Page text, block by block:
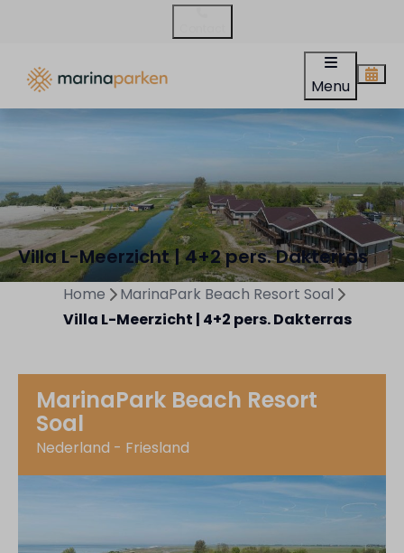
Menu
Villa L-Meerzicht | 4+2 pers. Dakterras
Home
MarinaPark Beach Resort Soal
Villa L-Meerzicht | 4+2 pers. Dakterras
MarinaPark Beach Resort
Soal
Nederland - Friesland